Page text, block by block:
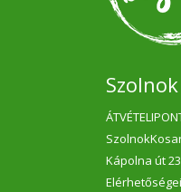
Kápolna út